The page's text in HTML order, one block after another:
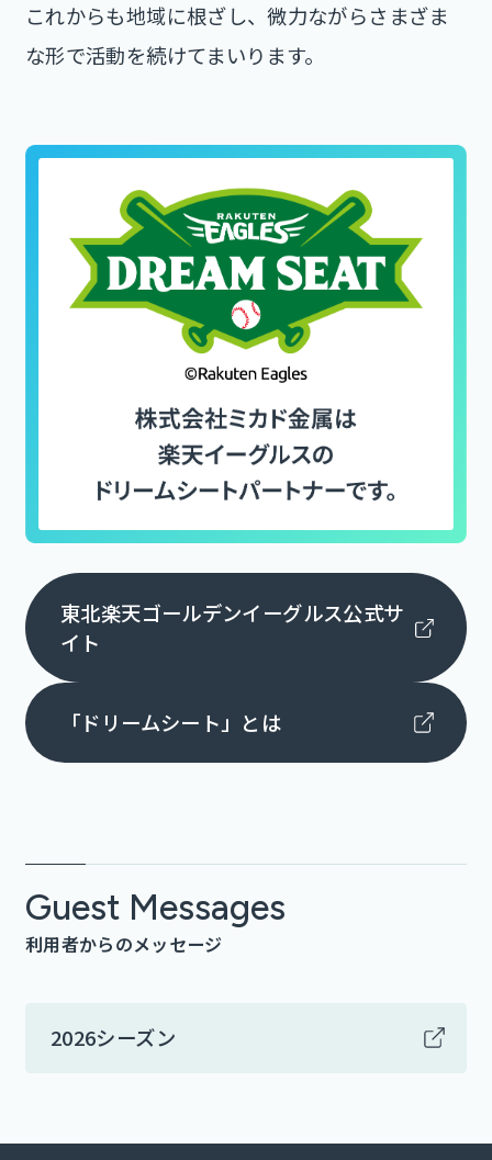
これからも地域に根ざし、微力ながらさまざま
な形で活動を続けてまいります。
東北楽天ゴールデンイーグルス公式サ
イト
「ドリームシート」とは
Guest Messages
利用者からのメッセージ
2026シーズン